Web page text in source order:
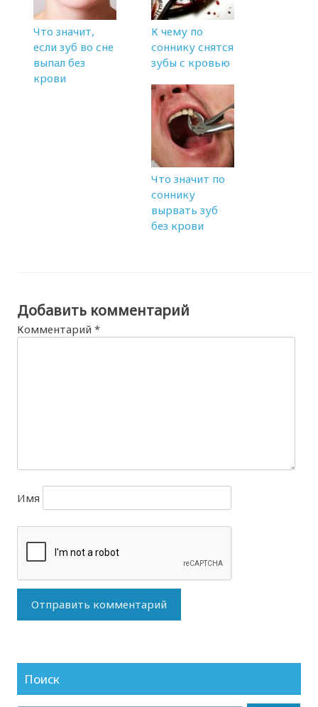
Что значит,
если зуб во сне
выпал без
крови
К чему по
соннику снятся
зубы с кровью
Что значит по
соннику
вырвать зуб
без крови
Добавить комментарий
Комментарий*
Имя
Поиск